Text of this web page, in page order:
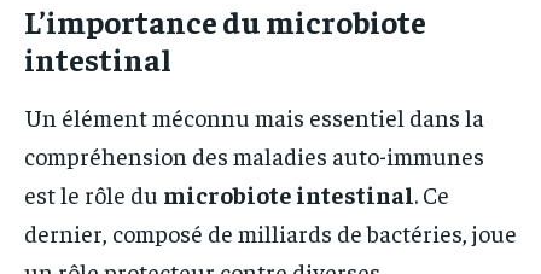
L’importance du microbiote
intestinal
Un élément méconnu mais essentiel dans la
compréhension des maladies auto-immunes
est le rôle du microbiote intestinal. Ce
dernier, composé de milliards de bactéries, joue